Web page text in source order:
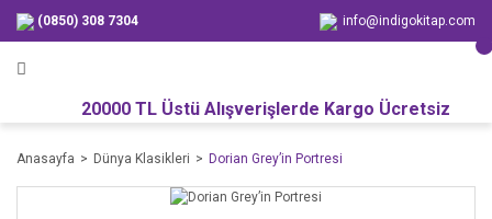
(0850) 308 7304 info@indigokitap.com
20000 TL Üstü Alışverişlerde Kargo Ücretsiz
Anasayfa Dünya Klasikleri Dorian Grey’in Portresi